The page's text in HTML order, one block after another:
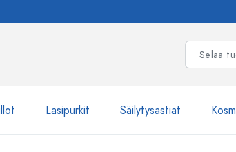
Lasipurkit Säilytysastiat